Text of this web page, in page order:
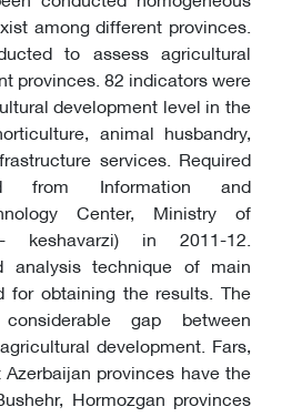
among different provinces.
to assess agricultural
provinces. 82 indicators were
development level in the
animal husbandry,
services. Required
from Information and
Center, Ministry of
keshavarzi) in 2011-12.
analysis technique of main
for obtaining the results. The
gap between
development. Fars,
provinces have the
Hormozgan provinces